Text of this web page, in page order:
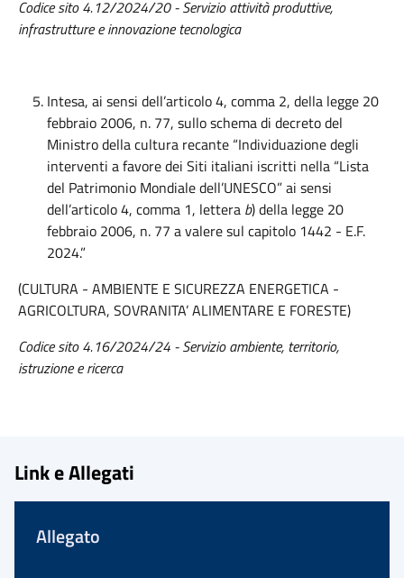
Codice sito 4.12/2024/20 - Servizio attività produttive,
infrastrutture e innovazione tecnologica
Intesa, ai sensi dell’articolo 4, comma 2, della legge 20
febbraio 2006, n. 77, sullo schema di decreto del
Ministro della cultura recante “Individuazione degli
interventi a favore dei Siti italiani iscritti nella “Lista
del Patrimonio Mondiale dell’UNESCO” ai sensi
dell’articolo 4, comma 1, lettera b) della legge 20
febbraio 2006, n. 77 a valere sul capitolo 1442 - E.F.
2024.”
(CULTURA - AMBIENTE E SICUREZZA ENERGETICA -
AGRICOLTURA, SOVRANITA’ ALIMENTARE E FORESTE)
Codice sito 4.16/2024/24 - Servizio ambiente, territorio,
istruzione e ricerca
Link e Allegati
Allegato